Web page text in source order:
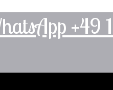
+49